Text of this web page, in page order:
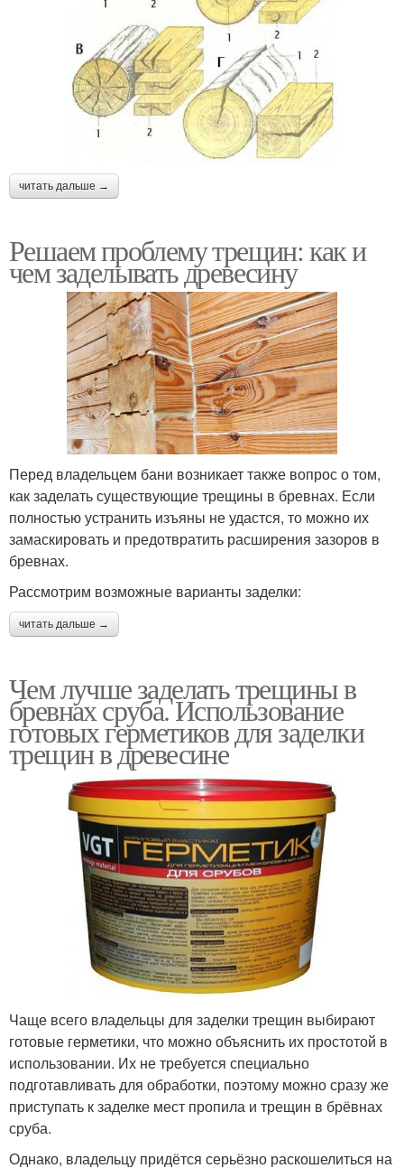
читать дальше →
Решаем проблему трещин: как и
чем заделывать древесину
Перед владельцем бани возникает также вопрос о том,
как заделать существующие трещины в бревнах. Если
полностью устранить изъяны не удастся, то можно их
замаскировать и предотвратить расширения зазоров в
бревнах.
Рассмотрим возможные варианты заделки:
читать дальше →
Чем лучше заделать трещины в
бревнах сруба. Использование
готовых герметиков для заделки
трещин в древесине
Чаще всего владельцы для заделки трещин выбирают
готовые герметики, что можно объяснить их простотой в
использовании. Их не требуется специально
подготавливать для обработки, поэтому можно сразу же
приступать к заделке мест пропила и трещин в брёвнах
сруба.
Однако, владельцу придётся серьёзно раскошелиться на